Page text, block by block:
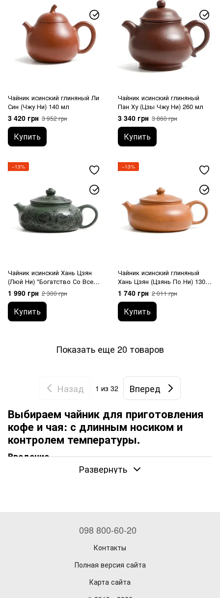
Чайник исинский глиняный Ли
Син (Чжу Ни) 140 мл
3 420 грн 3 952 грн
Купить
Чайник исинский глиняный
Пан Ху (Цзы Чжу Ни) 260 мл
3 340 грн 3 860 грн
Купить
−13%
Чайник исинский Хань Цзян
(Люй Ни) "Богатство Со Всех
Восьми Сторон" 160 мл
1 990 грн 2 300 грн
Купить
−13%
Чайник исинский глиняный
Хань Цзян (Цзянь По Ни) 130
мл
1 740 грн 2 011 грн
Купить
Показать еще 20 товаров
Назад 1 из 32 Вперед
Выбираем чайник для приготовления
кофе и чая: с длинным носиком и
контролем температуры.
Введение
Правильный выбор чайника для приготовления кофе играет
качество готового напитка. Такие чайники обеспечивают
что способствует равномерной экстракции и, в конечном
На нашем сайте представлены чайники от ведущих
мировых брендов, таких как HARIO, Brewista, Bonavita,
Развернуть
098 800-60-20
Контакты
Полная версия сайта
Карта сайта